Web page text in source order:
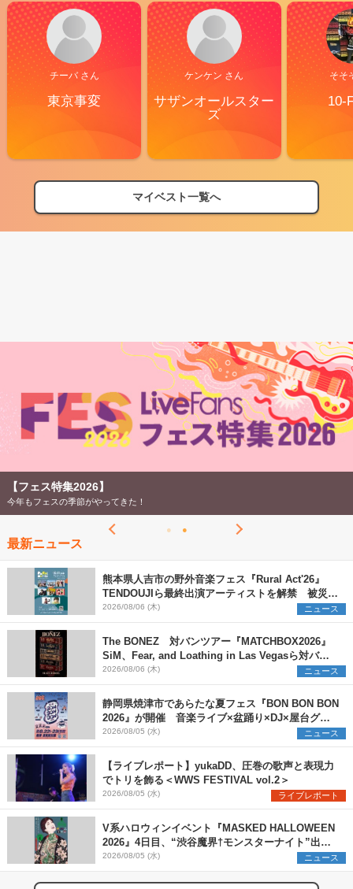
チーバ さん
東京事変
ケンケン さん
サザンオールスター
ズ
そそ
10-
マイベスト一覧へ
【フェス特集2026】
今年もフェスの季節がやってきた！
最新ニュース
熊本県人吉市の野外音楽フェス『Rural Act'26』
TENDOUJIら最終出演アーティストを解禁 被災地
支援プロジェクトの始動も発表
2026/08/06 (木) ニュース
The BONEZ 対バンツアー『MATCHBOX2026』
SiM、Fear, and Loathing in Las Vegasら対バン
アーティストを一斉解禁
2026/08/06 (木) ニュース
静岡県焼津市であらたな夏フェス『BON BON BON
2026』が開催 音楽ライブ×盆踊り×DJ×屋台グル
メ×ランタンナイトで彩る2日間
2026/08/05 (水) ニュース
【ライブレポート】yukaDD、圧巻の歌声と表現力
でトリを飾る＜WWS FESTIVAL vol.2＞
2026/08/05 (水) ライブレポート
V系ハロウィンイベント『MASKED HALLOWEEN
2026』4日目、“渋谷魔界†モンスターナイト”出演6
組を発表
2026/08/05 (水) ニュース